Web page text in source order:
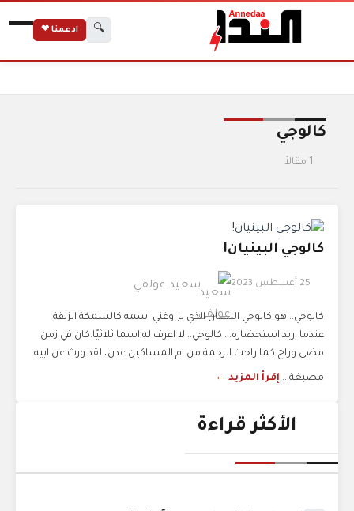
🔍 ادعمنا ❤
كالوجي
1 مقالاً
كالوجي البينيان!
25 أغسطس 2023 سعيد عولقي
كالوجي.. هو كالوجي البينيان الذي يراوغني اسمه كالسمكة الزلقة
عندما اريد استحضاره... كالوجي.. لا اعرف له اسما ثلاثيًا.كان في زمن
مضى وراح كما راحت الرحمة من ام المساكين عدن، لقد ورث عن ابيه
مصبغة... إقرأ المزيد ←
الأكثر قراءة